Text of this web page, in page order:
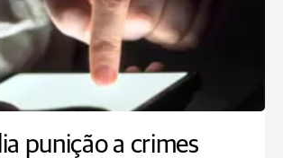
punição a crimes